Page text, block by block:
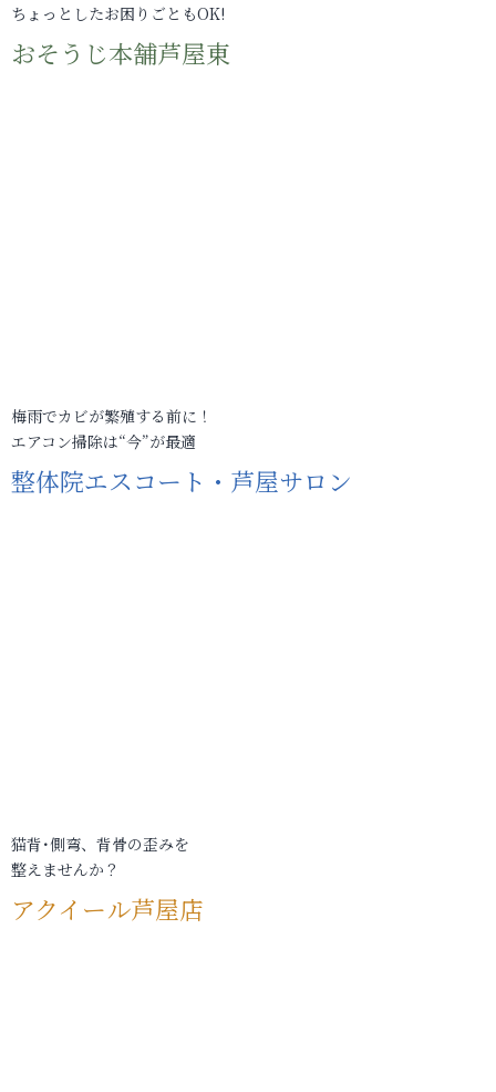
ちょっとしたお困りごともOK!
おそうじ本舗芦屋東
梅雨でカビが繁殖する前に！
エアコン掃除は“今”が最適
整体院エスコート・芦屋サロン
猫背･側弯、背骨の歪みを
整えませんか？
アクイール芦屋店